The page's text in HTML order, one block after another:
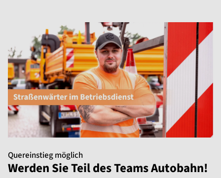
Quereinstieg möglich
Werden Sie Teil des Teams Autobahn!